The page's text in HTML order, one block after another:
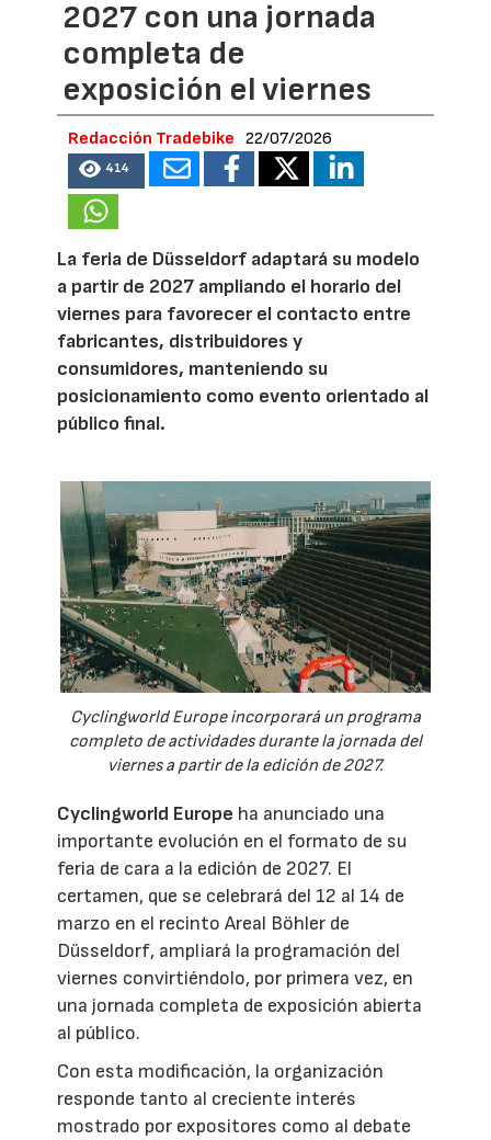
2027 con una jornada
completa de
exposición el viernes
Redacción Tradebike 22/07/2026
414
La feria de Düsseldorf adaptará su modelo
a partir de 2027 ampliando el horario del
viernes para favorecer el contacto entre
fabricantes, distribuidores y
consumidores, manteniendo su
posicionamiento como evento orientado al
público final.
Cyclingworld Europe incorporará un programa
completo de actividades durante la jornada del
viernes a partir de la edición de 2027.
Cyclingworld Europe ha anunciado una
importante evolución en el formato de su
feria de cara a la edición de 2027. El
certamen, que se celebrará del 12 al 14 de
marzo en el recinto Areal Böhler de
Düsseldorf, ampliará la programación del
viernes convirtiéndolo, por primera vez, en
una jornada completa de exposición abierta
al público.
Con esta modificación, la organización
responde tanto al creciente interés
mostrado por expositores como al debate